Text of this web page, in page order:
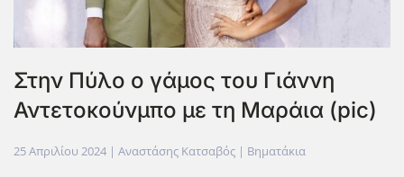
Στην Πύλο ο γάμος του Γιάννη
Αντετοκούνμπο με τη Μαράια (pic)
25 Απριλίου 2024 | Αναστάσης Κατσαβός | Βηματάκια